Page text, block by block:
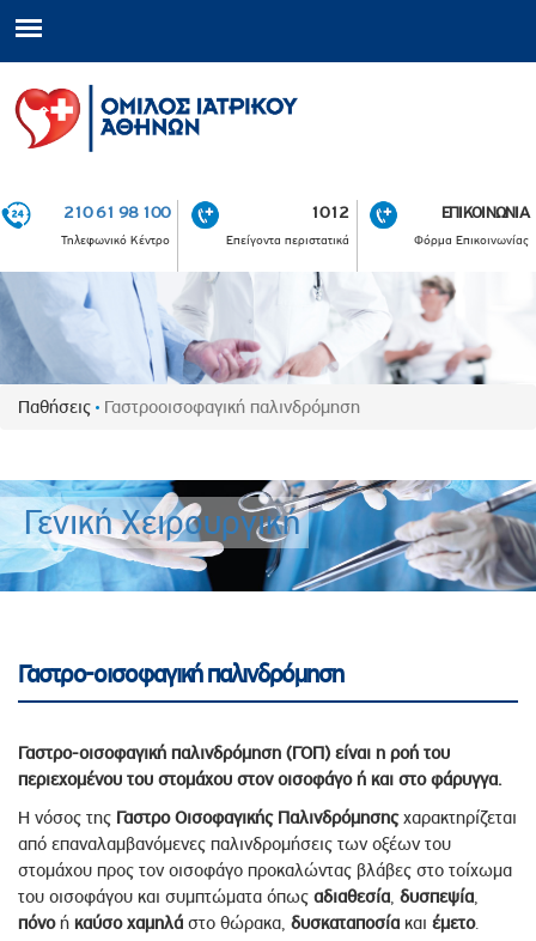
210 61 98 100
Τηλεφωνικό Κέντρο
1012
Επείγοντα περιστατικά
ΕΠΙΚΟΙΝΩΝΙΑ
Φόρμα Επικοινωνίας
Παθήσεις Γαστροοισοφαγική παλινδρόμηση
Γενική Χειρουργική
Γαστρο-οισοφαγική παλινδρόμηση
Γαστρο-οισοφαγική παλινδρόμηση (ΓΟΠ) είναι η ροή του
περιεχομένου του στομάχου στον οισοφάγο ή και στο φάρυγγα.
Η νόσος της Γαστρο Οισοφαγικής Παλινδρόμησηςχαρακτηρίζεται
από επαναλαμβανόμενες παλινδρομήσεις των οξέων του
στομάχου προς τον οισοφάγο προκαλώντας βλάβες στο τοίχωμα
του οισοφάγου και συμπτώματα όπως αδιαθεσία, δυσπεψία,
πόνοή καύσο χαμηλά στο θώρακα, δυσκαταποσία και έμετο.